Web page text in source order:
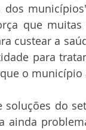
que
custear a
para
o
do
ainda